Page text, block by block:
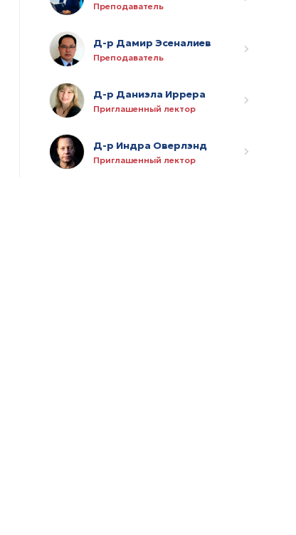
Преподаватель
Д-р Дамир Эсеналиев
Преподаватель
Д-р Даниэла Иррера
Приглашенный лектор
Д-р Индра Оверлэнд
Приглашенный лектор